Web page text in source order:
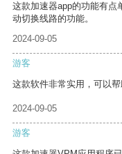
这款加速器app的功能有点
动切换线路的功能。
2024-09-05
游客
这款软件非常实用，可以帮
2024-09-05
游客